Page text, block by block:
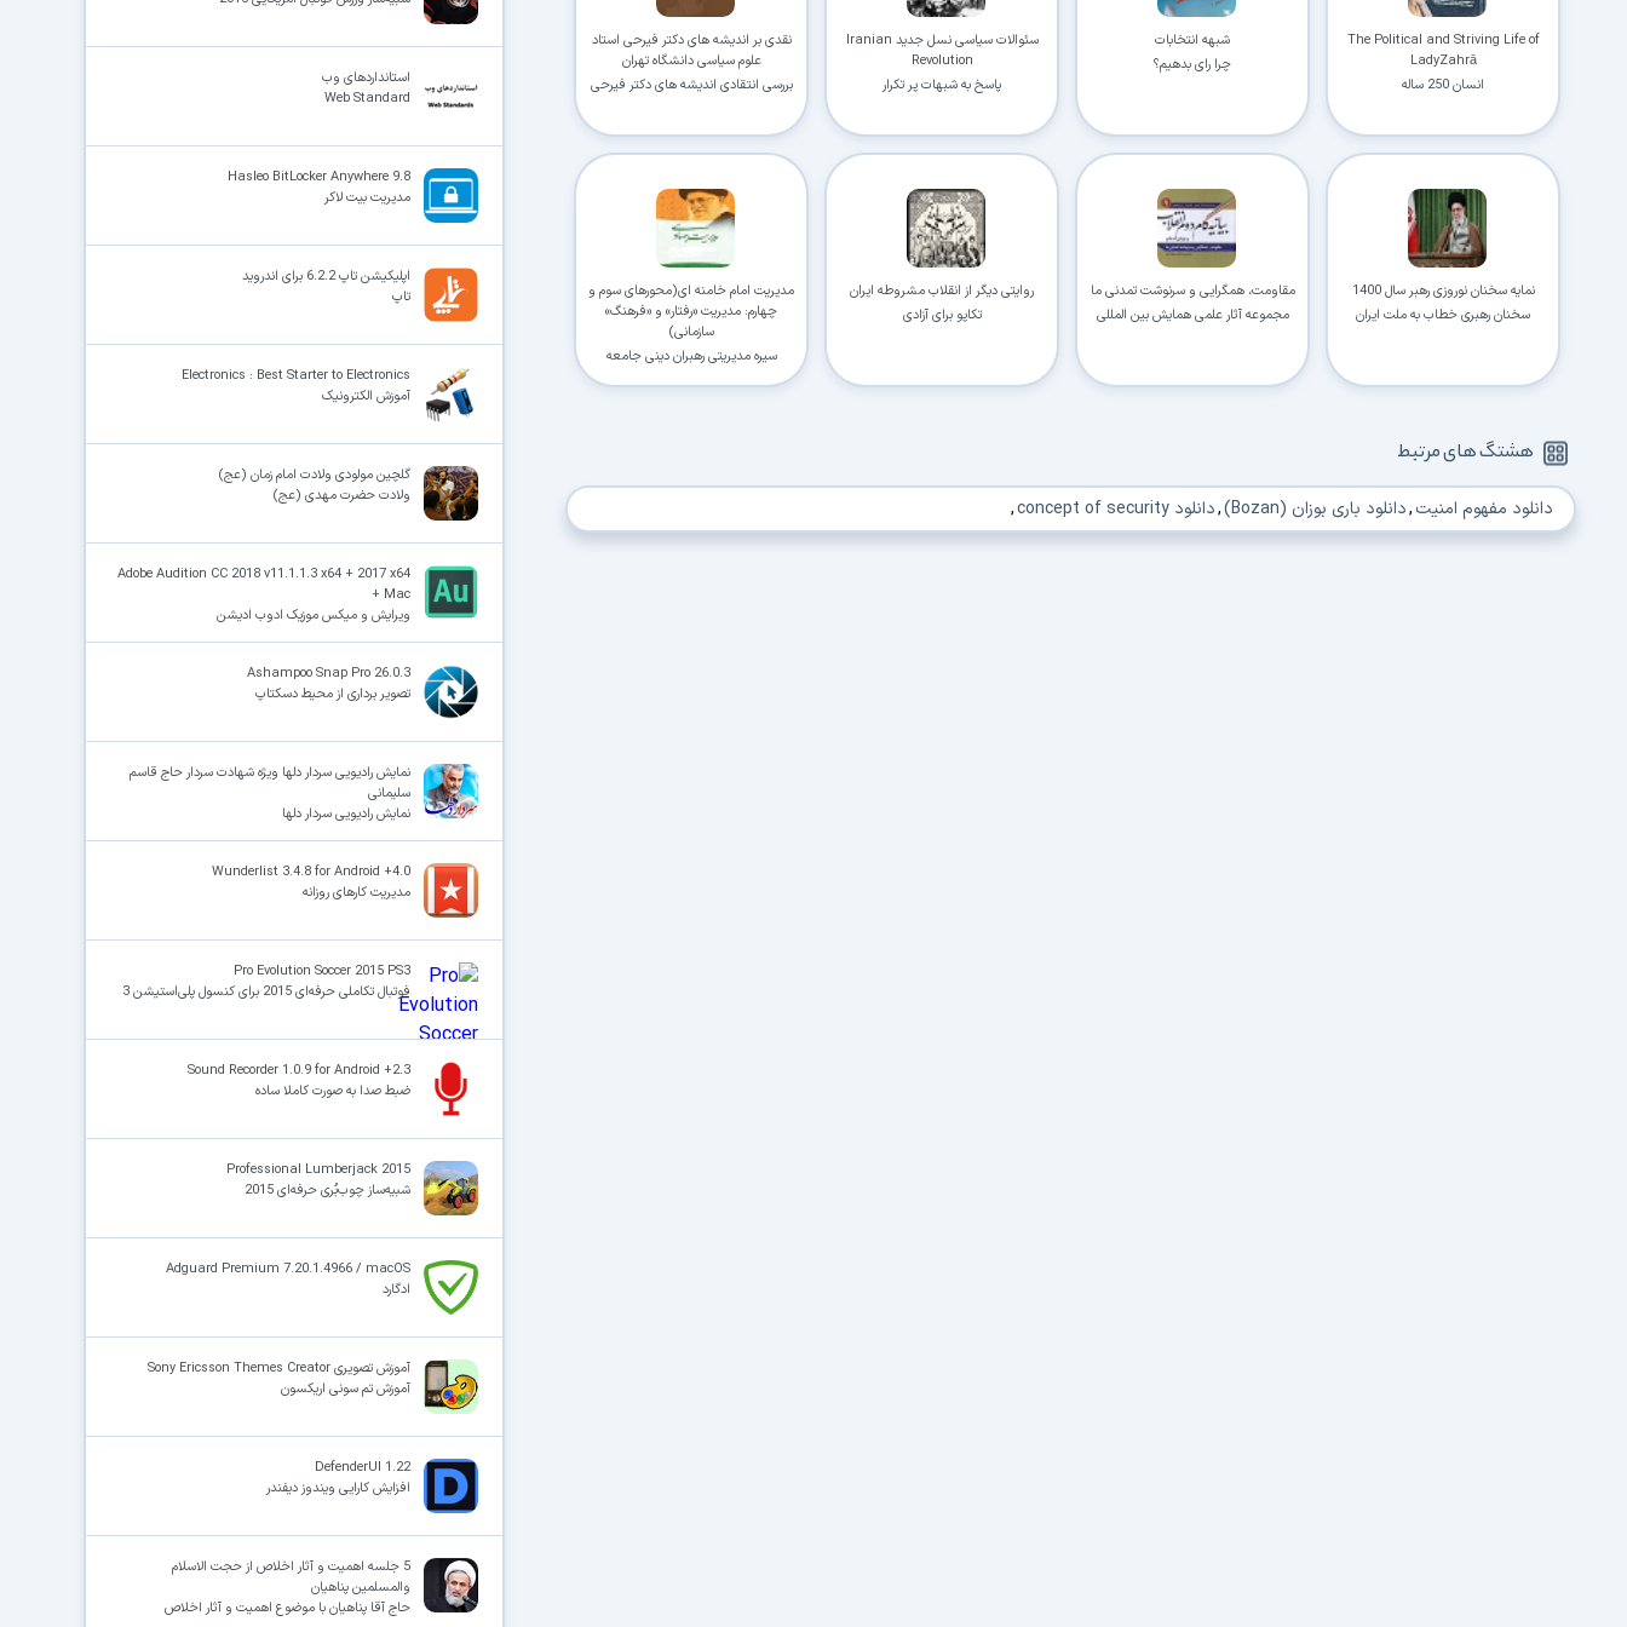
The Political and Striving Life of
LadyZahrā
انسان 250 ساله
شبهه انتخابات
چرا رای بدهیم؟
سئوالات سیاسی نسل جدید Iranian
Revolution
پاسخ به شبهات پر تکرار
نقدی بر اندیشه های دکتر فیرحی استاد
علوم سیاسی دانشگاه تهران
بررسی انتقادی اندیشه های دکتر فیرحی
نمایه سخنان نوروزی رهبر سال 1400
سخنان رهبری خطاب به ملت ایران
مقاومت، همگرایی و سرنوشت تمدنی ما
مجموعه آثار علمی همایش بین المللی
روایتی دیگر از انقلاب مشروطه ایران
تکاپو برای آزادی
مدیریت امام خامنه ای(محورهای سوم و
چهارم: مدیریت «رفتار» و «فرهنگ»
سازمانی)
سیره مدیریتی رهبران دینی جامعه
هشتگ های مرتبط
دانلود مفهوم امنیت,دانلود بارى بوزان (Bozan) ,دانلود concept of security ,
استانداردهای وب
Web Standard
Hasleo BitLocker Anywhere 9.8
مدیریت بیت لاکر
اپلیکیشن تاپ 6.2.2 برای اندروید
تاپ
Electronics : Best Starter to Electronics
آموزش الکترونیک
گلچین مولودی ولادت امام زمان (عج)
ولادت حضرت مهدی (عج)
Adobe Audition CC 2018 v11.1.1.3 x64 + 2017 x64
+ Mac
ویرایش و میکس موزیک ادوب ادیشن
Ashampoo Snap Pro 26.0.3
تصویر برداری از محیط دسکتاپ
نمایش رادیویی سردار دلها ویژه شهادت سردار حاج قاسم
سلیمانی
نمایش رادیویی سردار دلها
Wunderlist 3.4.8 for Android +4.0
مدیریت کارهای روزانه
Pro Evolution Soccer 2015 PS3
فوتبال تکاملی حرفه‌ای 2015 برای کنسول پلی‌استیشن 3
Sound Recorder 1.0.9 for Android +2.3
ضبط صدا به صورت کاملا ساده
Professional Lumberjack 2015
شبیه‌ساز چوب‌بُری حرفه‌ای 2015
Adguard Premium 7.20.1.4966 / macOS
ادگارد
آموزش تصویری Sony Ericsson Themes Creator
آموزش تم سونی اریکسون
DefenderUI 1.22
افزایش کارایی ویندوز دیفندر
5 جلسه اهمیت و آثار اخلاص از حجت الاسلام
والمسلمین پناهیان
حاج آقا پناهیان با موضوع اهمیت و آثار اخلاص
دانلود فوری و بی‌معطلی: حذف کامل صف و زمان انتظار برای تمام فایل‌ها
✓ حداکثر سرعت پهنای باند: استفاده از تمام سرعت اینترنت با ۳۲ کانکشن
✓ ثبات دانلود (Resume): ادامه دانلود پس از قطع اینترنت و دانلود موازی چند فایل
آرشیو کامل نسخه‌ها:دسترسی به تمام نسخه‌های قدیمی نرم‌افزارها
⚡ ارتقا به حساب VIP و دانلود فوری
قبلاً عضو شدم — ورود به حساب کاربری